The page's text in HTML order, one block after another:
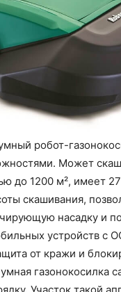
робот-
Может
до 1200 м², имеет
скашивания,
насадку и
устройств с
от кражи и
газонокосилка